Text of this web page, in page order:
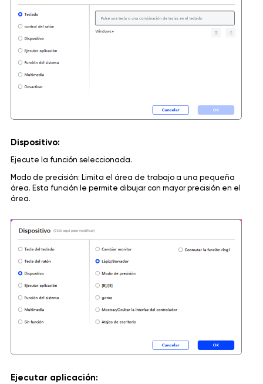
Dispositivo:
Ejecute la función seleccionada.
Modo de precisión: Limita el área de trabajo a una pequeña
área. Esta función le permite dibujar con mayor precisión en el
área.
Ejecutar aplicación: